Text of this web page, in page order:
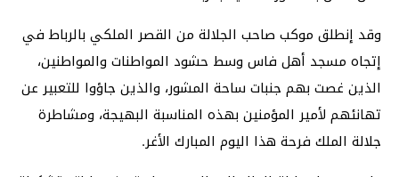
وقد إنطلق موكب صاحب الجلالة من القصر الملكي بالرباط في
إتجاه مسجد أهل فاس وسط حشود المواطنات والمواطنين،
الذين غصت بهم جنبات ساحة المشور، والذين جاؤوا للتعبير عن
تهانئهم لأمير المؤمنين بهذه المناسبة البهيجة، ومشاطرة
جلالة الملك فرحة هذا اليوم المبارك الأغر.